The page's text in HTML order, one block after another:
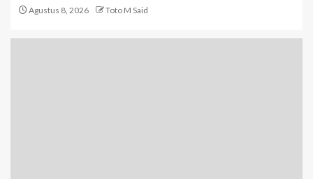
Agustus 8, 2026 Toto M Said